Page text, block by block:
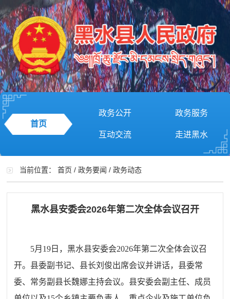
首页
政务公开 政务服务
互动交流 走进黑水
当前位置：首页 /政务要闻 /政务动态
黑水县安委会2026年第二次全体会议召开
5月19日，黑水县安委会2026年第二次全体会议召
开。县委副书记、县长刘俊出席会议并讲话，县委常
委、常务副县长魏娜主持会议。县安委会副主任、成员